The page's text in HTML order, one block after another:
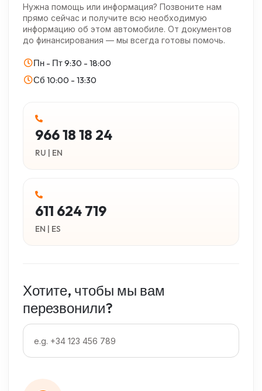
Нужна помощь или информация? Позвоните нам
прямо сейчас и получите всю необходимую
информацию об этом автомобиле. От документов
до финансирования — мы всегда готовы помочь.
Пн - Пт9:30 - 18:00
Сб 10:00 - 13:30
966 18 18 24
RU | EN
611 624 719
EN | ES
Хотите, чтобы мы вам
перезвонили?